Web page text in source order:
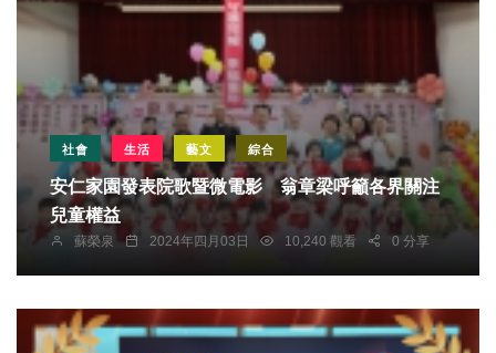
社會 生活 藝文 綜合
安仁家園發表院歌暨微電影 翁章梁呼籲各界關注
兒童權益
蘇榮泉 2024年四月03日 10,240 觀看 0 分享